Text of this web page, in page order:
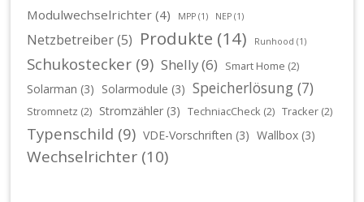
Modulwechselrichter (4) MPP (1) NEP (1)
Netzbetreiber(5) Produkte (14) Runhood (1)
Schukostecker (9) Shelly(6) Smart Home (2)
Solarman (3) Solarmodule (3) Speicherlösung (7)
Stromnetz (2) Stromzähler (3) TechniacCheck (2) Tracker (2)
Typenschild (9) VDE-Vorschriften (3) Wallbox (3)
Wechselrichter (10)